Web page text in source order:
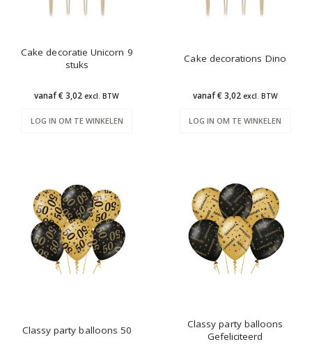
Cake decoratie Unicorn 9
stuks
vanaf € 3,02excl. BTW
LOG IN OM TE WINKELEN
Cake decorations Dino
vanaf € 3,02 excl. BTW
LOG IN OM TE WINKELEN
Classy party balloons 50
Classy party balloons
Gefeliciteerd